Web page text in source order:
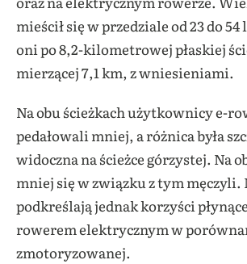
mieścił się w przedziale od 23 do
oni po 8,2-kilometrowej płaskiej
mierzącej 7,1 km, z wniesieniami.
Na obu ścieżkach użytkownicy e-
pedałowali mniej, a różnica była
widoczna na ścieżce górzystej. Na
mniej się w związku z tym męczyli.
podkreślają jednak korzyści
rowerem elektrycznym w
zmotoryzowanej.